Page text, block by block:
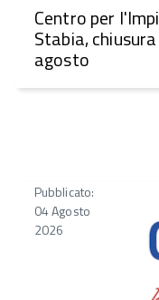
Centro per
Stabia,
agosto
Pubblicato:
04 Agosto
2026